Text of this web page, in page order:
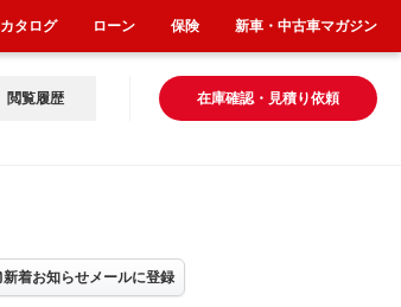
在庫確認・見積り依頼
閲覧履歴
新着お知らせメールに登録
カタログ ローン 保険 新車・中古車マガジン